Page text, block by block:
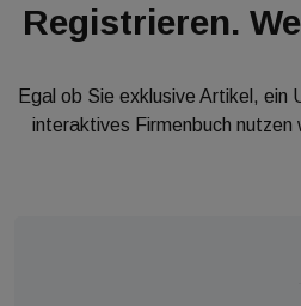
Registrieren.
Egal ob Sie exklusive Artikel, ein
interaktives Firmenbuch